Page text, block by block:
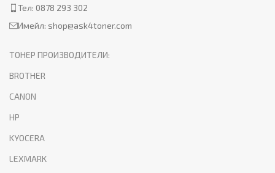
Тел: 0878 293 302
Имейл: shop@ask4toner.com
ТОНЕР ПРОИЗВОДИТЕЛИ:
BROTHER
CANON
HP
KYOCERA
LEXMARK